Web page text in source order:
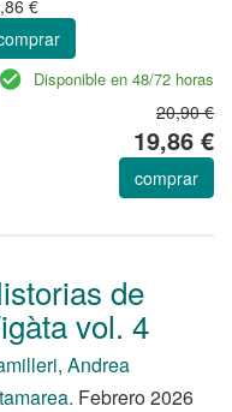
€
Disponible en 48/72 horas
20,90 €
19,86 €
comprar
de
vol. 4
Andrea
Febrero 2026